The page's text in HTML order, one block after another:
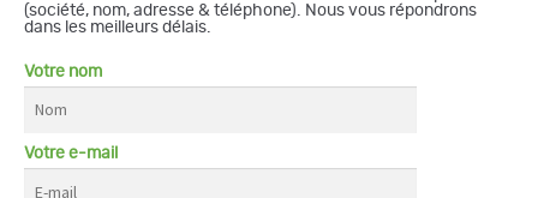
(société, nom, adresse & téléphone). Nous vous répondrons
dans les meilleurs délais.
Votre nom
Votre e-mail